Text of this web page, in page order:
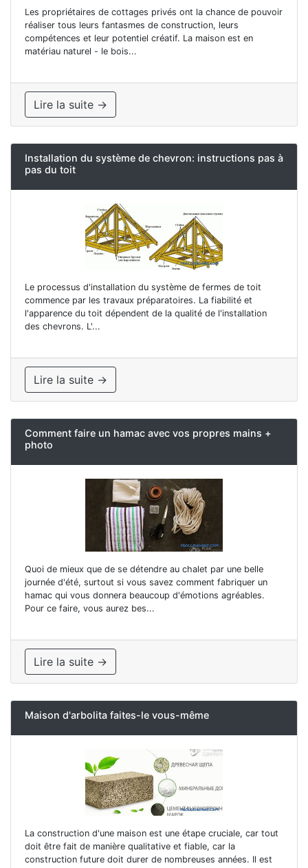
Les propriétaires de cottages privés ont la chance de pouvoir
réaliser tous leurs fantasmes de construction, leurs
compétences et leur potentiel créatif. La maison est en
matériau naturel - le bois...
Lire la suite →
Installation du système de chevron: instructions pas à
pas du toit
Le processus d'installation du système de fermes de toit
commence par les travaux préparatoires. La fiabilité et
l'apparence du toit dépendent de la qualité de l'installation
des chevrons. L'...
Lire la suite →
Comment faire un hamac avec vos propres mains +
photo
Quoi de mieux que de se détendre au chalet par une belle
journée d'été, surtout si vous savez comment fabriquer un
hamac qui vous donnera beaucoup d'émotions agréables.
Pour ce faire, vous aurez bes...
Lire la suite →
Maison d'arbolita faites-le vous-même
La construction d'une maison est une étape cruciale, car tout
doit être fait de manière qualitative et fiable, car la
construction future doit durer de nombreuses années. Il est